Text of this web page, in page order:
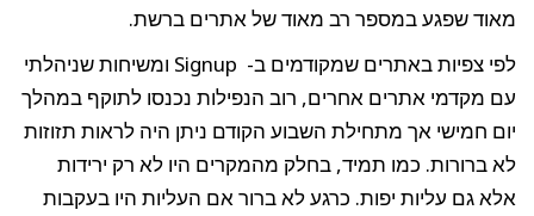
מאוד שפגע במספר רב מאוד של אתרים ברשת.
לפי צפיות באתרים שמקודמים ב- Signup ומשיחות שניהלתי
עם מקדמי אתרים אחרים, רוב הנפילות נכנסו לתוקף במהלך
יום חמישי אך מתחילת השבוע הקודם ניתן היה לראות תזוזות
לא ברורות. כמו תמיד, בחלק מהמקרים היו לא רק ירידות
אלא גם עליות יפות. כרגע לא ברור אם העליות היו בעקבות